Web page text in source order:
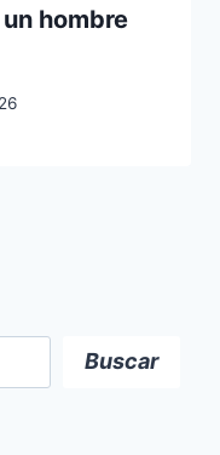
hombre
Buscar